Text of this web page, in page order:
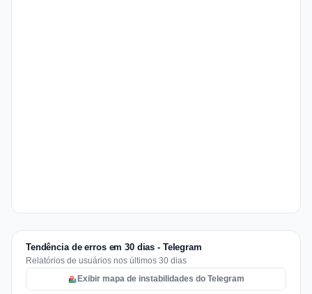
Tendência de erros em 30 dias - Telegram
Relatórios de usuários nos últimos 30 dias
Exibir mapa de instabilidades do Telegram